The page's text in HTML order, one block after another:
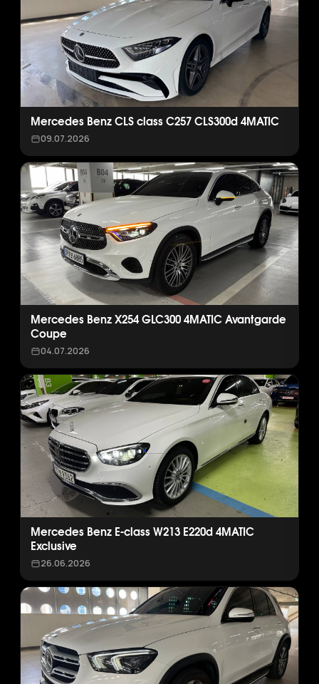
Mercedes Benz CLS class C257 CLS300d 4MATIC
09.07.2026
Mercedes Benz X254 GLC300 4MATIC Avantgarde
Coupe
04.07.2026
Mercedes Benz E-class W213 E220d 4MATIC
Exclusive
26.06.2026